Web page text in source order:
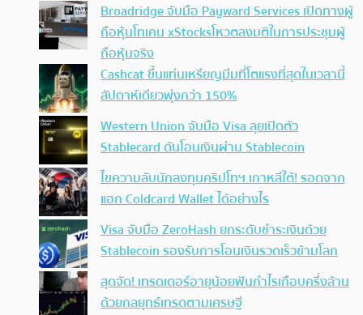
Broadridge จับมือ Payward Services เปิดทางผู้
ถือหุ้นโทเคน xStocksโหวตลงมติในการประชุมผู้
ถือหุ้นจริง
Cashcat ขึ้นแท่นเหรียญมีมที่โตแรงที่สุดในเวลานี้
สัปดาห์เดียวพุ่งกว่า 150%
Western Union จับมือ Visa ลุยเปิดตัว
Stablecard ดันโอนเงินผ่าน Stablecoin
ไขความลับนักลงทุนคริปโทฯ เกาหลีใต้! รอดจาก
แฮก Coldcard Wallet ได้อย่างไร
Visa จับมือ ZeroHash ยกระดับชำระเงินด้วย
Stablecoin รองรับการโอนเงินรวดเร็วข้ามโลก
สุดจัด! เทรดเดอร์อายุน้อยฟันกำไรเกือบครึ่งล้าน
ด้วยกลยุทธ์เทรดตามเศรษฐี